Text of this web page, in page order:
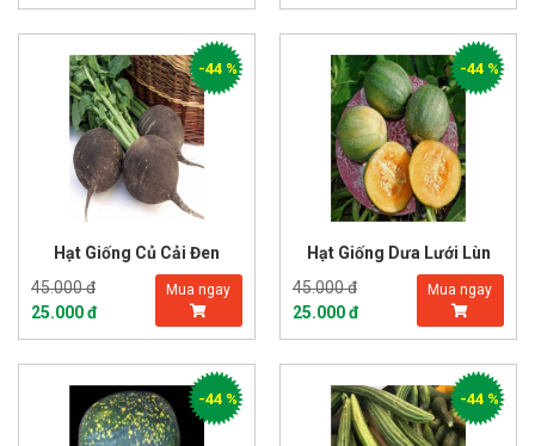
Hạt Giống Củ Cải Đen
45.000 đ
25.000 đ
Mua ngay
-44 %
Hạt Giống Dưa Lưới Lùn
45.000 đ
25.000 đ
Mua ngay
-44 %
-44 % -44 %